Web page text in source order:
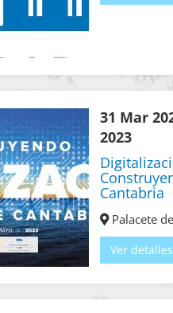
31 Mar
2023
Cantabria
Palacete
Ver detalles